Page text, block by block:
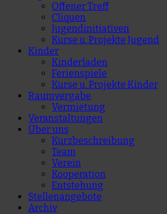
Offener Treff
Cliquen
Jugendinitiativen
Kurse u. Projekte Jugend
Kinder
Kinderladen
Ferienspiele
Kurse u. Projekte Kinder
Raumvergabe
Vermietung
Veranstaltungen
Über uns
Kurzbeschreibung
Team
Verein
Kooperation
Entstehung
Stellenangebote
Archiv